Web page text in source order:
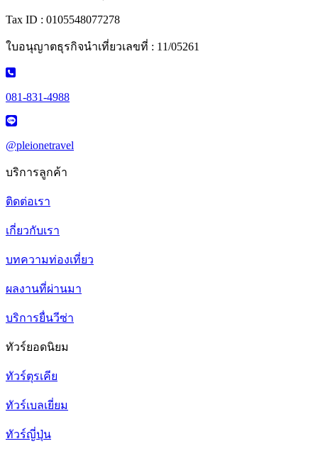
Tax ID : 0105548077278
ใบอนุญาตธุรกิจนำเที่ยวเลขที่ : 11/05261
081-831-4988
@pleionetravel
บริการลูกค้า
ติดต่อเรา
เกี่ยวกับเรา
บทความท่องเที่ยว
ผลงานที่ผ่านมา
บริการยื่นวีซ่า
ทัวร์ยอดนิยม
ทัวร์ตุรเคีย
ทัวร์เบลเยี่ยม
ทัวร์ญี่ปุ่น